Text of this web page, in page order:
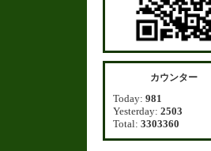
カウンター
Today: 981
Yesterday: 2503
Total: 3303360